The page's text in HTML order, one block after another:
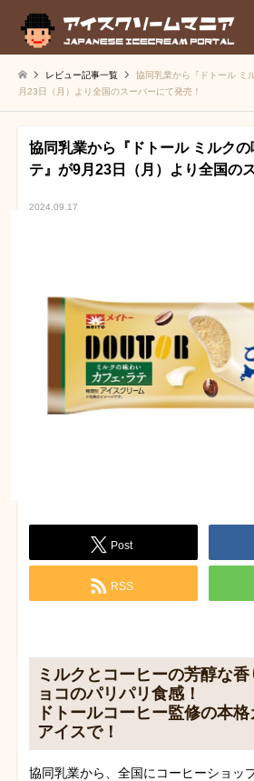
レビュー記事一覧
協同乳業から『ドトール ミ
月23日（月）より全国のスーパーにて発売！
協同乳業から『ドトール ミルク
テ』が9月23日（月）より全国の
2024.09.17
Post
RSS
ミルクとコーヒーの芳醇な
ョコのパリパリ食感！
ドトールコーヒー監修の本
アイスで！
協同乳業から、全国にコーヒーショッ